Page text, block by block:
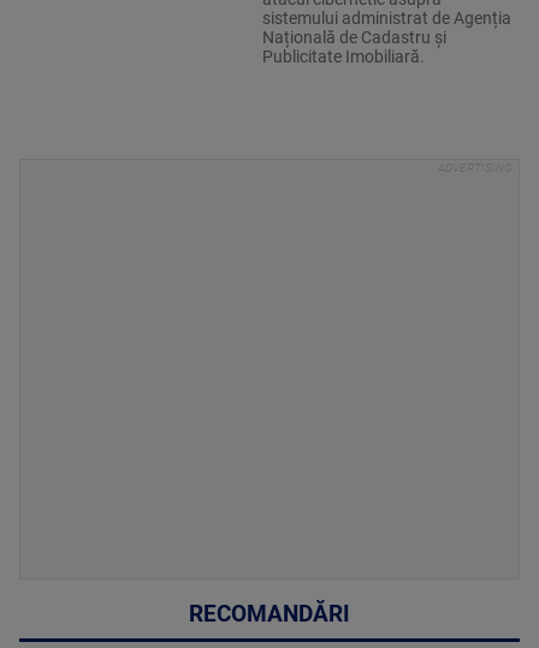
sistemului administrat de Agenția
Națională de Cadastru și
Publicitate Imobiliară.
RECOMANDĂRI